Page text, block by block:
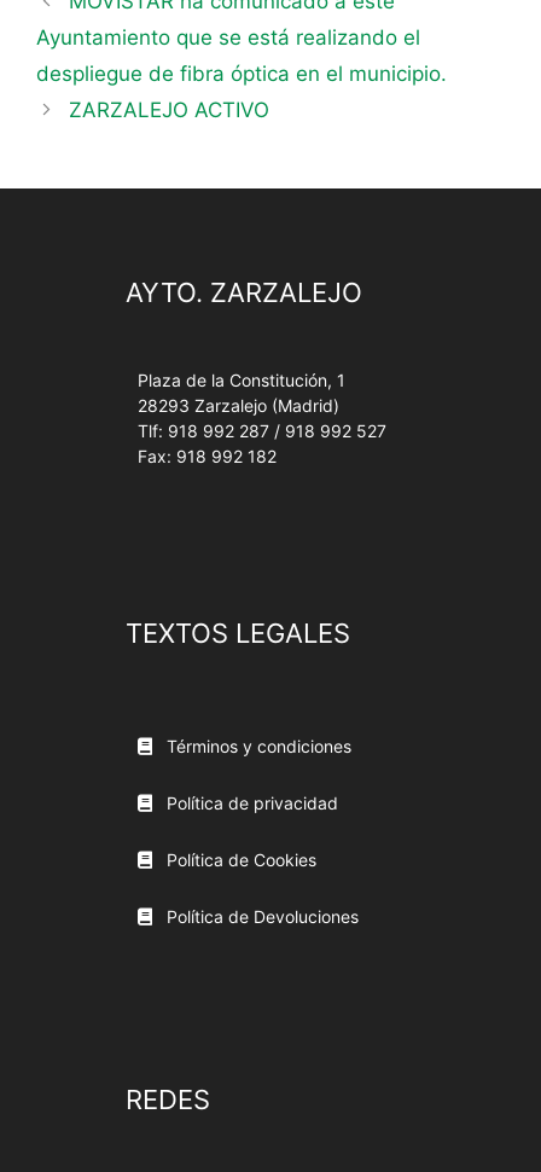
Ayuntamiento que se está realizando el
despliegue de fibra óptica en el municipio.
ZARZALEJO ACTIVO
AYTO. ZARZALEJO
Plaza de la Constitución, 1
28293 Zarzalejo (Madrid)
Tlf: 918 992 287 / 918 992 527
Fax: 918 992 182
TEXTOS LEGALES
Términos y condiciones
Política de privacidad
Política de Cookies
Política de Devoluciones
REDES